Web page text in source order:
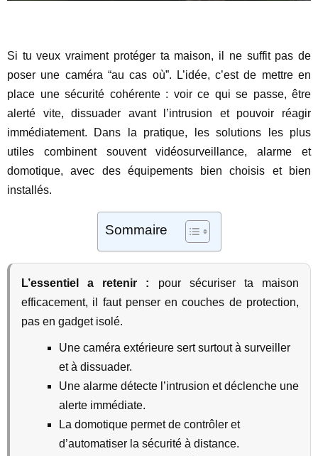
Si tu veux vraiment protéger ta maison, il ne suffit pas de
poser une caméra “au cas où”. L’idée, c’est de mettre en
place une sécurité cohérente : voir ce qui se passe, être
alerté vite, dissuader avant l’intrusion et pouvoir réagir
immédiatement. Dans la pratique, les solutions les plus
utiles combinent souvent vidéosurveillance, alarme et
domotique, avec des équipements bien choisis et bien
installés.
Sommaire
L’essentiel a retenir : pour sécuriser ta maison
efficacement, il faut penser en couches de protection,
pas en gadget isolé.
Une caméra extérieure sert surtout à surveiller
et à dissuader.
Une alarme détecte l’intrusion et déclenche une
alerte immédiate.
La domotique permet de contrôler et
d’automatiser la sécurité à distance.